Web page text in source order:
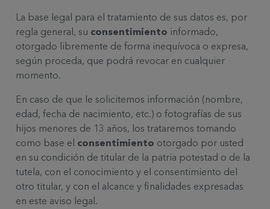
La base legal para el tratamiento de sus datos es, por
regla general, su consentimiento informado,
otorgado libremente de forma inequívoca o expresa,
según proceda, que podrá revocar en cualquier
momento.
En caso de que le solicitemos información (nombre,
edad, fecha de nacimiento, etc.) o fotografías de sus
hijos menores de 13 años, los trataremos tomando
como base el consentimiento otorgado por usted
en su condición de titular de la patria potestad o de la
tutela, con el conocimiento y el consentimiento del
otro titular, y con el alcance y finalidades expresadas
en este aviso legal.